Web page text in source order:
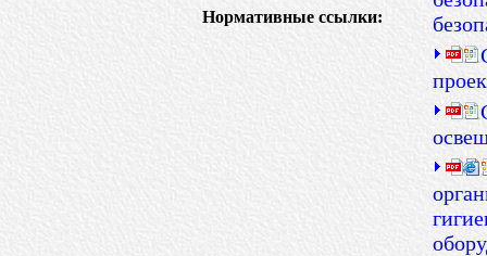
Нормативные ссылки: